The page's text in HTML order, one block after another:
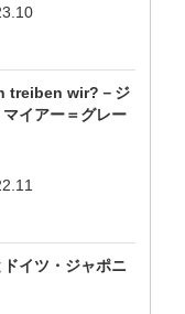
treiben wir?－ジ
イアー＝グレー
イツ・ジャポニ